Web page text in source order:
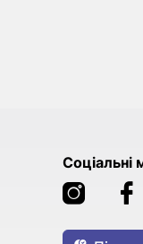
Соціальні